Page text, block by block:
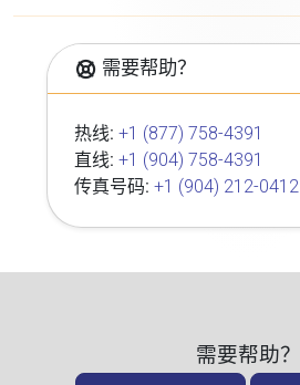
需要帮助？
热线: +1 (877) 758-4391
直线: +1 (904) 758-4391
传真号码: +1 (904) 212-0412
需要帮助？